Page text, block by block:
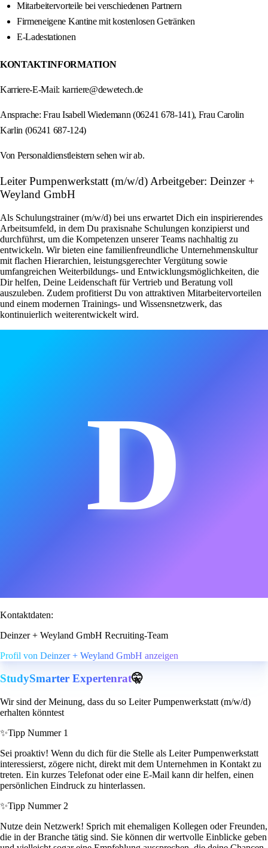
Mitarbeitervorteile bei verschiedenen Partnern
Firmeneigene Kantine mit kostenlosen Getränken
E-Ladestationen
KONTAKTINFORMATION
Karriere-E-Mail: karriere@dewetech.de
Ansprache: Frau Isabell Wiedemann (06241 678-141), Frau Carolin
Karlin (06241 687-124)
Von Personaldienstleistern sehen wir ab.
Leiter Pumpenwerkstatt (m/w/d) Arbeitgeber: Deinzer +
Weyland GmbH
Als Schulungstrainer (m/w/d) bei uns erwartet Dich ein inspirierendes
Arbeitsumfeld, in dem Du praxisnahe Schulungen konzipierst und
durchführst, um die Kompetenzen unserer Teams nachhaltig zu
entwickeln. Wir bieten eine familienfreundliche Unternehmenskultur
mit flachen Hierarchien, leistungsgerechter Vergütung sowie
umfangreichen Weiterbildungs- und Entwicklungsmöglichkeiten, die
Dir helfen, Deine Leidenschaft für Vertrieb und Beratung voll
auszuleben. Zudem profitierst Du von attraktiven Mitarbeitervorteilen
und einem modernen Trainings- und Wissensnetzwerk, das
kontinuierlich weiterentwickelt wird.
D
Kontaktdaten:
Deinzer + Weyland GmbH Recruiting-Team
Profil von Deinzer + Weyland GmbH anzeigen
StudySmarter Expertenrat🤫
Wir sind der Meinung, dass du so Leiter Pumpenwerkstatt (m/w/d)
erhalten könntest
✨Tipp Nummer 1
Sei proaktiv! Wenn du dich für die Stelle als Leiter Pumpenwerkstatt
interessierst, zögere nicht, direkt mit dem Unternehmen in Kontakt zu
treten. Ein kurzes Telefonat oder eine E-Mail kann dir helfen, einen
persönlichen Eindruck zu hinterlassen.
✨Tipp Nummer 2
Nutze dein Netzwerk! Sprich mit ehemaligen Kollegen oder Freunden,
die in der Branche tätig sind. Sie können dir wertvolle Einblicke geben